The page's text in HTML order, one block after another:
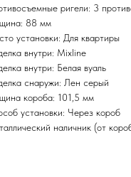
ригели: 3
88 мм
установки: Для квартиры
внутри: Mixline
внутри: Белая вуаль
снаружи: Лен серый
короба: 101,5 мм
установки: Через короб
наличник (от